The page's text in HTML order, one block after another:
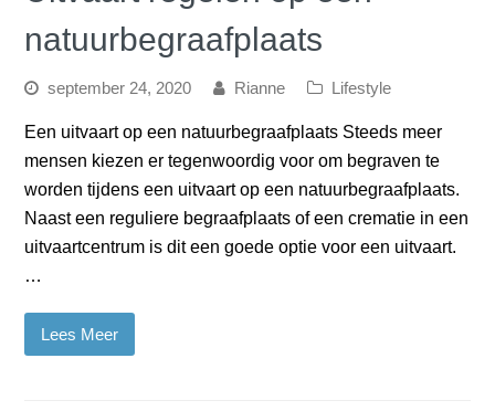
natuurbegraafplaats
september 24, 2020 Rianne Lifestyle
Een uitvaart op een natuurbegraafplaats Steeds meer
mensen kiezen er tegenwoordig voor om begraven te
worden tijdens een uitvaart op een natuurbegraafplaats.
Naast een reguliere begraafplaats of een crematie in een
uitvaartcentrum is dit een goede optie voor een uitvaart.
…
Lees Meer